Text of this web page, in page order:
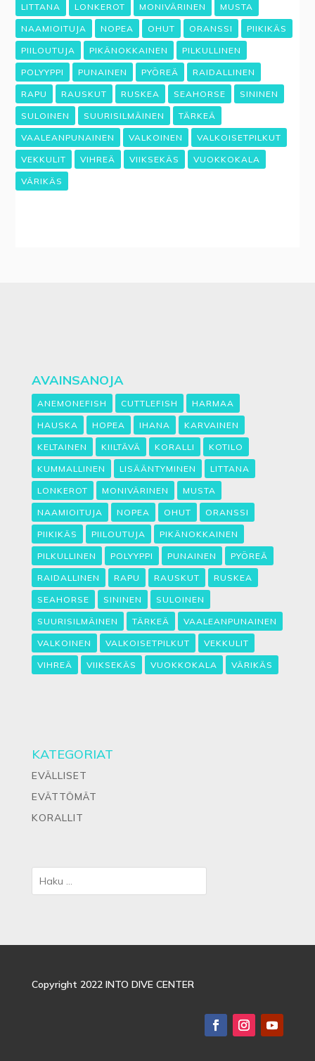
LITTANA LONKEROT MONIVÄRINEN MUSTA
NAAMIOITUJA NOPEA OHUT ORANSSI PIIKIKÄS
PIILOUTUJA PIKÄNOKKAINEN PILKULLINEN
POLYYPPI PUNAINEN PYÖREÄ RAIDALLINEN
RAPU RAUSKUT RUSKEA SEAHORSE SININEN
SULOINEN SUURISILMÄINEN TÄRKEÄ
VAALEANPUNAINEN VALKOINEN VALKOISETPILKUT
VEKKULIT VIHREÄ VIIKSEKÄS VUOKKOKALA
VÄRIKÄS
AVAINSANOJA
ANEMONEFISH CUTTLEFISH HARMAA
HAUSKA HOPEA IHANA KARVAINEN
KELTAINEN KIILTÄVÄ KORALLI KOTILO
KUMMALLINEN LISÄÄNTYMINEN LITTANA
LONKEROT MONIVÄRINEN MUSTA
NAAMIOITUJA NOPEA OHUT ORANSSI
PIIKIKÄS PIILOUTUJA PIKÄNOKKAINEN
PILKULLINEN POLYYPPI PUNAINEN PYÖREÄ
RAIDALLINEN RAPU RAUSKUT RUSKEA
SEAHORSE SININEN SULOINEN
SUURISILMÄINEN TÄRKEÄ VAALEANPUNAINEN
VALKOINEN VALKOISETPILKUT VEKKULIT
VIHREÄ VIIKSEKÄS VUOKKOKALA VÄRIKÄS
KATEGORIAT
EVÄLLISET
EVÄTTÖMÄT
KORALLIT
Copyright 2022 INTO DIVE CENTER